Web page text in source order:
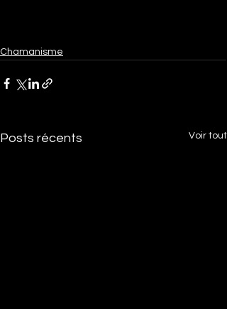
Chamanisme
Posts récents Voir tout